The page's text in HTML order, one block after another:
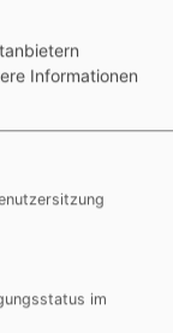
mit
und
....
Informationen
im